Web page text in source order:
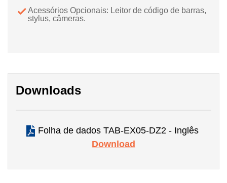
Acessórios Opcionais: Leitor de código de barras,
stylus, câmeras.
Downloads
Folha de dados TAB-EX05-DZ2 - Inglês
Download